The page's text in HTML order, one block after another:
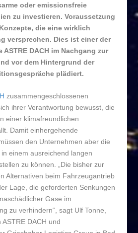
oder emissionsfreie
zu investieren. Voraussetzung
die eine wirklich
versprechen. Dies ist einer der
DACH im Nachgang zur
vor dem Hintergrund der
plädiert.
zusammengeschlossenen
ihrer Verantwortung bewusst, die
einer klimafreundlichen
Damit einhergehende
den Unternehmen aber die
einem ausreichend langen
zu können. „Die bisher zur
Alternativen beim Fahrzeugantrieb
Lage, die geforderten Senkungen
Gase im
zu verhindern“, sagt Ulf Tonne,
DACH und